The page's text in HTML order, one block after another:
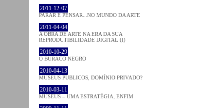
2011-12-07
PARAR E PENSAR...NO MUNDO DA ARTE
2011-04-04
A OBRA DE ARTE NA ERA DA SUA
REPRODUTIBILIDADE DIGITAL (I)
2010-10-29
O BURACO NEGRO
2010-04-13
MUSEUS PÚBLICOS, DOMÍNIO PRIVADO?
2010-03-11
MUSEUS – UMA ESTRATÉGIA, ENFIM